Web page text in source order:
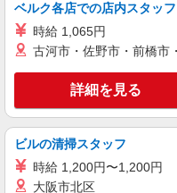
エイジフリーハウス横浜十日市
介護リ
正社員
月給28万
力・前職
6,000円/
勤手当
〇業務手
勤手当 〇
始勤務手当
エイジ
横浜市緑
キープ
ベルク各店での店内スタッフ
時給 1,065円
古河市・佐野市・前橋市
詳細を見る
ビルの清掃スタッフ
時給 1,200円〜1,200円
大阪市北区